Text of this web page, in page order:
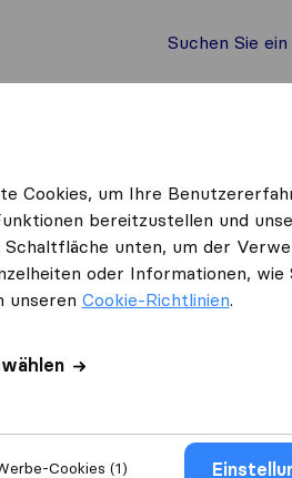
Suchen Sie ein
Cookies, um Ihre
bereitzustellen und
unten, um der
oder Informationen, wie
unseren Cookie-Richtlinien.
Cookies (1)